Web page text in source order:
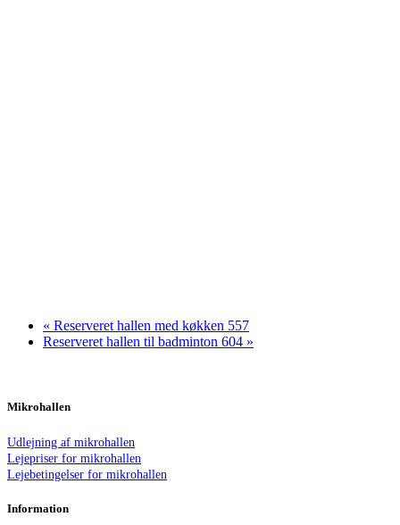
« Reserveret hallen med køkken 557
Reserveret hallen til badminton 604 »
Mikrohallen
Udlejning af mikrohallen
Lejepriser for mikrohallen
Lejebetingelser for mikrohallen
Information